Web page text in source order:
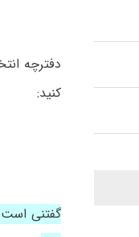
کنید:
گفتنی